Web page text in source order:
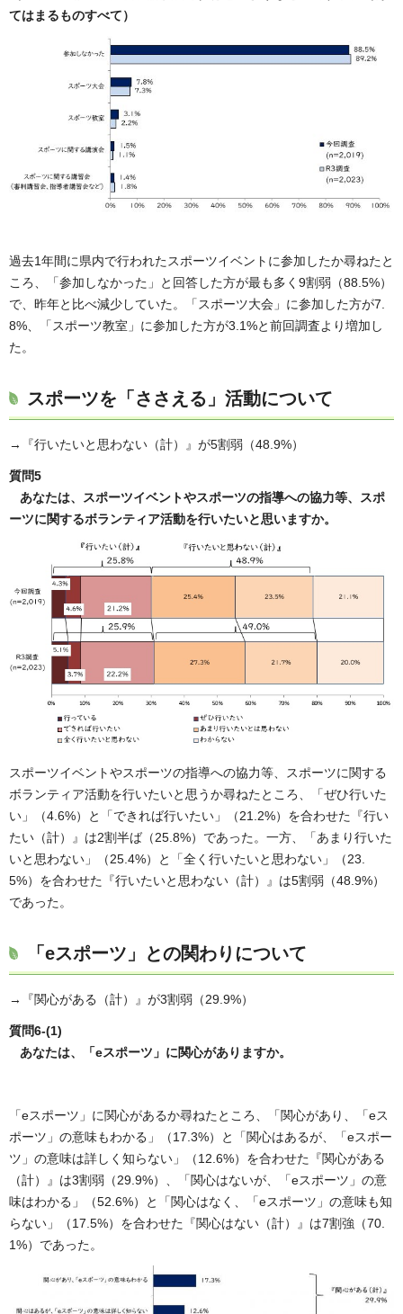
てはまるものすべて）
過去1年間に県内で行われたスポーツイベントに参加したか尋ねたと
ころ、「参加しなかった」と回答した方が最も多く9割弱（88.5%）
で、昨年と比べ減少していた。「スポーツ大会」に参加した方が7.
8%、「スポーツ教室」に参加した方が3.1%と前回調査より増加し
た。
スポーツを「ささえる」活動について
→『行いたいと思わない（計）』が5割弱（48.9%）
質問5
あなたは、スポーツイベントやスポーツの指導への協力等、スポ
ーツに関するボランティア活動を行いたいと思いますか。
スポーツイベントやスポーツの指導への協力等、スポーツに関する
ボランティア活動を行いたいと思うか尋ねたところ、「ぜひ行いた
い」（4.6%）と「できれば行いたい」（21.2%）を合わせた『行い
たい（計）』は2割半ば（25.8%）であった。一方、「あまり行いた
いと思わない」（25.4%）と「全く行いたいと思わない」（23.
5%）を合わせた『行いたいと思わない（計）』は5割弱（48.9%）
であった。
「eスポーツ」との関わりについて
→『関心がある（計）』が3割弱（29.9%）
質問6-(1)
あなたは、「eスポーツ」に関心がありますか。
「eスポーツ」に関心があるか尋ねたところ、「関心があり、「eス
ポーツ」の意味もわかる」（17.3%）と「関心はあるが、「eスポー
ツ」の意味は詳しく知らない」（12.6%）を合わせた『関心がある
（計）』は3割弱（29.9%）、「関心はないが、「eスポーツ」の意
味はわかる」（52.6%）と「関心はなく、「eスポーツ」の意味も知
らない」（17.5%）を合わせた『関心はない（計）』は7割強（70.
1%）であった。